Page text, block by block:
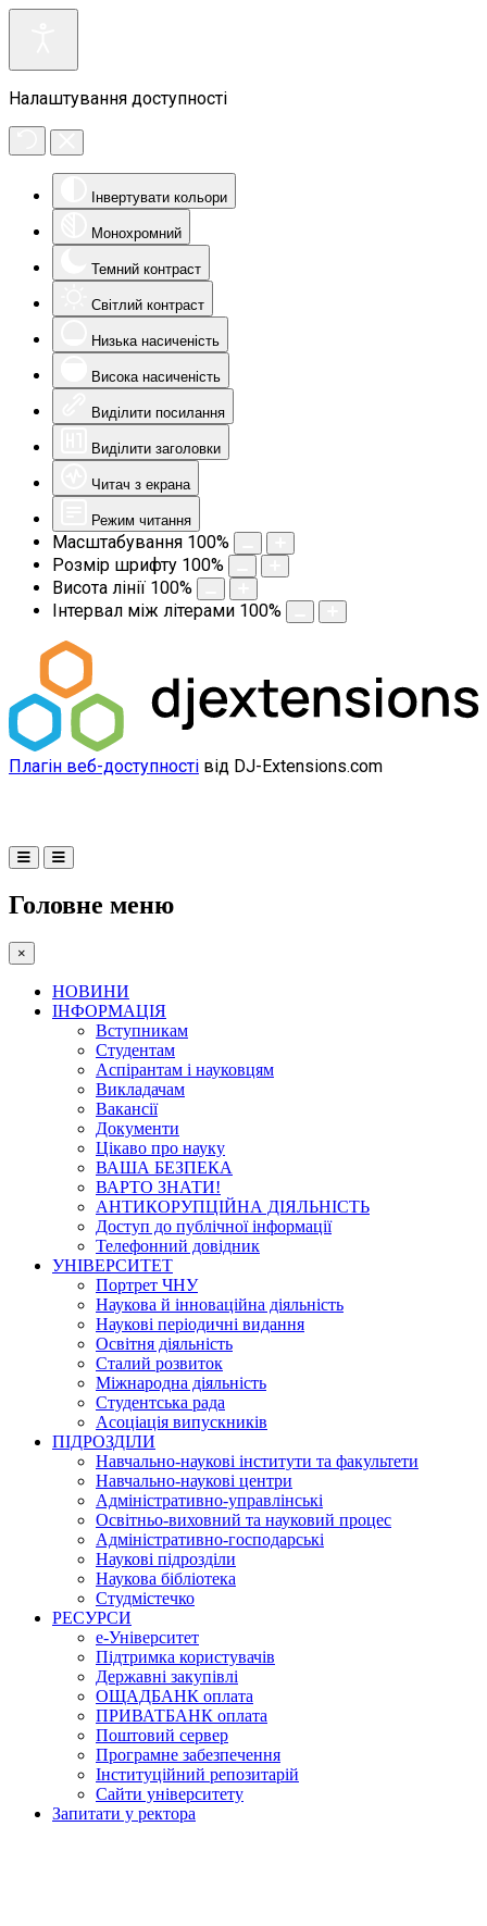
Налаштування доступності
Інвертувати кольори
Монохромний
Темний контраст
Світлий контраст
Низька насиченість
Висока насиченість
Виділити посилання
Виділити заголовки
Читач з екрана
Режим читання
Масштабування 100%
Розмір шрифту 100%
Висота лінії 100%
Інтервал між літерами 100%
Плагін веб-доступності від DJ-Extensions.com
Головне меню
×
НОВИНИ
ІНФОРМАЦІЯ
Вступникам
Студентам
Аспірантам і науковцям
Викладачам
Вакансії
Документи
Цікаво про науку
ВАША БЕЗПЕКА
ВАРТО ЗНАТИ!
АНТИКОРУПЦІЙНА ДІЯЛЬНІСТЬ
Доступ до публічної інформації
Телефонний довідник
УНІВЕРСИТЕТ
Портрет ЧНУ
Наукова й інноваційна діяльність
Наукові періодичні видання
Освітня діяльність
Сталий розвиток
Міжнародна діяльність
Студентська рада
Асоціація випускників
ПІДРОЗДІЛИ
Навчально-наукові інститути та факультети
Навчально-наукові центри
Адміністративно-управлінські
Освітньо-виховний та науковий процес
Адміністративно-господарські
Наукові підрозділи
Наукова бібліотека
Студмістечко
РЕСУРСИ
е-Університет
Підтримка користувачів
Державні закупівлі
ОЩАДБАНК оплата
ПРИВАТБАНК оплата
Поштовий сервер
Програмне забезпечення
Інституційний репозитарій
Сайти університету
Запитати у ректора